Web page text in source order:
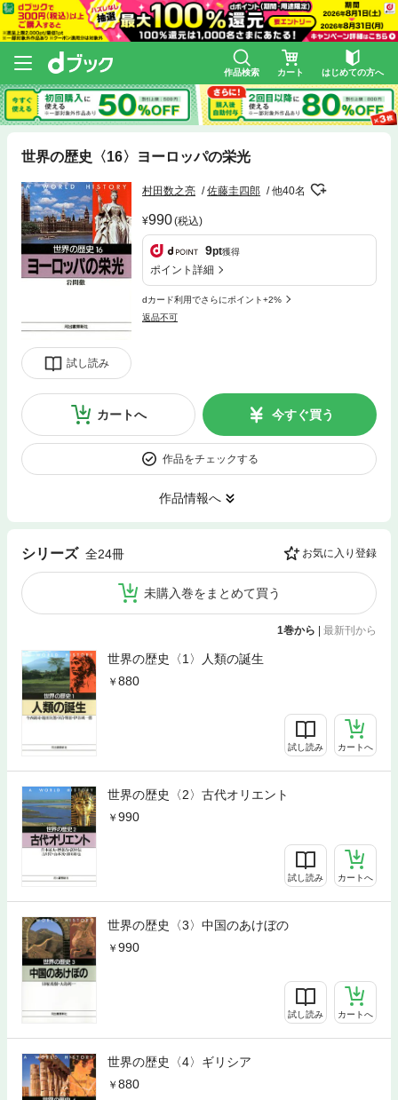
作品検索 カート はじめての方へ
世界の歴史〈16〉ヨーロッパの栄光
試し読み
村田数之亮 佐藤圭四郎 他40名
990(税込)
9pt獲得
ポイント詳細
dカード利用でさらにポイント+2%
返品不可
カートへ 今すぐ買う
作品をチェックする
作品情報へ
シリーズ 全24冊 お気に入り登録
未購入巻をまとめて買う
1巻から | 最新刊から
世界の歴史〈1〉人類の誕生
880
試し読み カートへ
世界の歴史〈2〉古代オリエント
990
試し読み カートへ
世界の歴史〈3〉中国のあけぼの
990
試し読み カートへ
世界の歴史〈4〉ギリシア
880